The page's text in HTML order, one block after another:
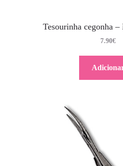
Tesourinha cegonha
7.90€